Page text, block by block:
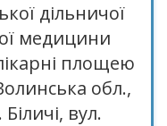
дільничої
медицини
площею
обл.,
вул.